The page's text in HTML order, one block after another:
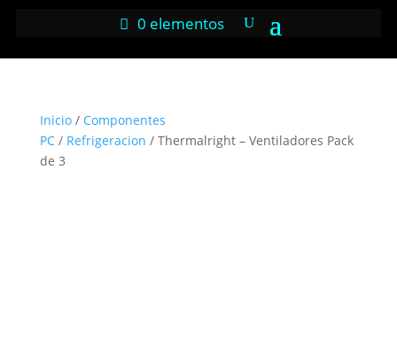
0 elementos
Inicio/ Componentes
PC/ Refrigeracion / Thermalright – Ventiladores Pack
de 3